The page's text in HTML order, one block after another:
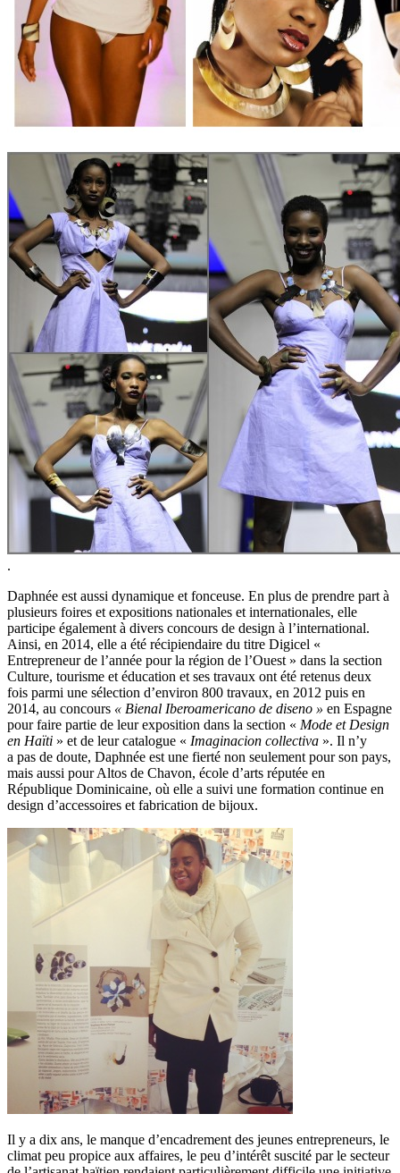
.
Daphnée est aussi dynamique et fonceuse. En plus de prendre part à
plusieurs foires et expositions nationales et internationales, elle
participe également à divers concours de design à l’international.
Ainsi, en 2014, elle a été récipiendaire du titre Digicel «
Entrepreneur de l’année pour la région de l’Ouest » dans la section
Culture, tourisme et éducation et ses travaux ont été retenus deux
fois parmi une sélection d’environ 800 travaux, en 2012 puis en
2014, au concours « Bienal Iberoamericano de diseno » en Espagne
pour faire partie de leur exposition dans la section « Mode et Design
en Haïti » et de leur catalogue « Imaginacion collectiva ». Il n’y
a pas de doute, Daphnée est une fierté non seulement pour son pays,
mais aussi pour Altos de Chavon, école d’arts réputée en
République Dominicaine, où elle a suivi une formation continue en
design d’accessoires et fabrication de bijoux.
Il y a dix ans, le manque d’encadrement des jeunes entrepreneurs, le
climat peu propice aux affaires, le peu d’intérêt suscité par le secteur